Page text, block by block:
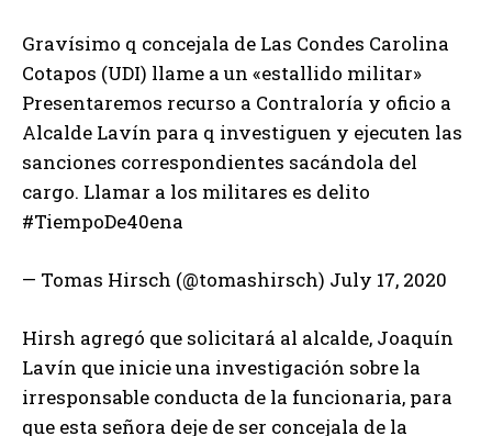
Gravísimo q concejala de Las Condes Carolina
Cotapos (UDI) llame a un «estallido militar»
Presentaremos recurso a Contraloría y oficio a
Alcalde Lavín para q investiguen y ejecuten las
sanciones correspondientes sacándola del
cargo. Llamar a los militares es delito
#TiempoDe40ena
— Tomas Hirsch (@tomashirsch) July 17, 2020
Hirsh agregó que solicitará al alcalde, Joaquín
Lavín que inicie una investigación sobre la
irresponsable conducta de la funcionaria, para
que esta señora deje de ser concejala de la